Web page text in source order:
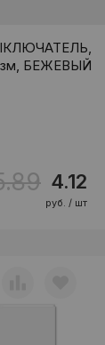
БЕЖЕВЫЙ
4.12
руб. / шт